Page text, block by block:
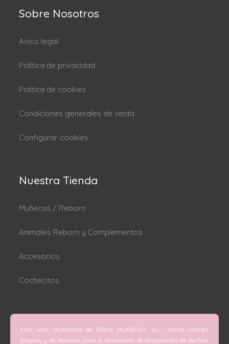
Sobre Nosotros
Aviso legal
Política de privacidad
Politica de cookies
Condiciones generales de venta
Configurar cookies
Nuestra Tienda
Muñecas / Reborn
Animales Reborn y Complementos
Accesorios
Cochecitos
C/ San Vicente Mártir nº 74 (Valencia).
Esta web, titularidad de ERIKA MUÑECAS, S.L , utiliza cookies
propias y de terceros para la realización de elaboración de perfiles